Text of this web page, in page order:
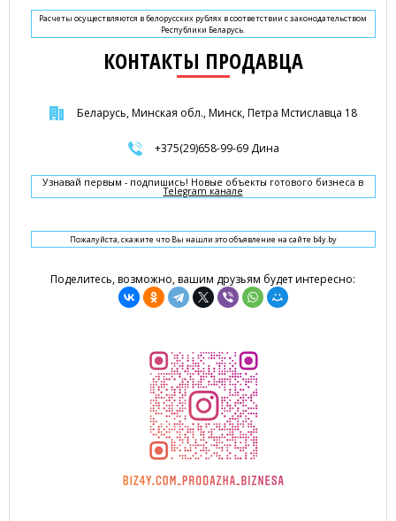
Расчеты осуществляются в белорусских рублях в соответствии с законодательством
Республики Беларусь.
КОНТАКТЫ ПРОДАВЦА
Беларусь, Минская обл., Минск, Петра Мстиславца 18
+375(29)658-99-69 Дина
Узнавай первым - подпишись! Новые объекты готового бизнеса в
Telegram канале
Пожалуйста, скажите что Вы нашли это объявление на сайте b4y.by
Поделитесь, возможно, вашим друзьям будет интересно: